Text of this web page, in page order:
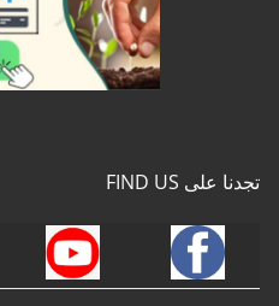
تجدنا على FIND US